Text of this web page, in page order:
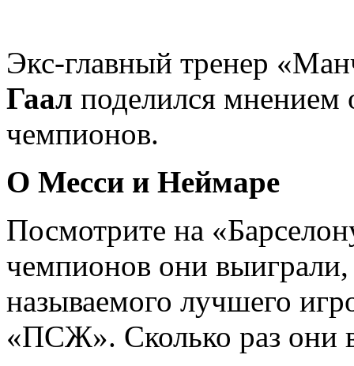
Экс-главный тренер
Гаал поделился
чемпионов.
О Месси и Неймаре
Посмотрите на
чемпионов они выиграли,
называемого лучшего
«ПСЖ». Сколько раз они